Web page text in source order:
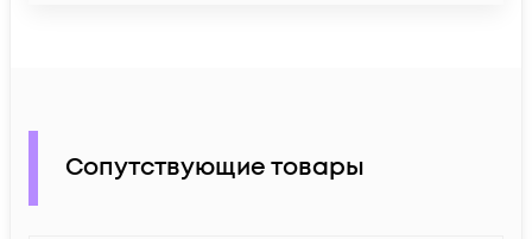
Сопутствующие товары